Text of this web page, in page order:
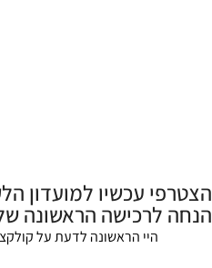
הנחה לרכישה הראשונה
היי הראשונה לדעת על